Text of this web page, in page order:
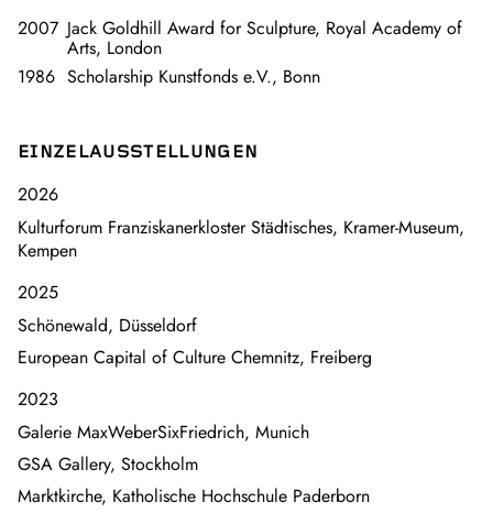
2007 Jack Goldhill Award for Sculpture, Royal Academy of
Arts, London
1986 Scholarship Kunstfonds e.V., Bonn
EINZELAUSSTELLUNGEN
2026
Kulturforum Franziskanerkloster Städtisches, Kramer-Museum,
Kempen
2025
Schönewald, Düsseldorf
European Capital of Culture Chemnitz, Freiberg
2023
Galerie MaxWeberSixFriedrich, Munich
GSA Gallery, Stockholm
Marktkirche, Katholische Hochschule Paderborn